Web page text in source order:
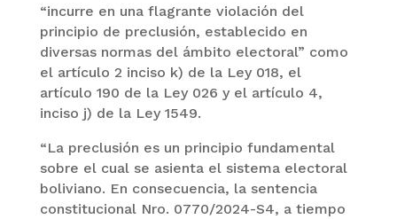
“incurre en una flagrante violación del
principio de preclusión, establecido en
diversas normas del ámbito electoral” como
el artículo 2 inciso k) de la Ley 018, el
artículo 190 de la Ley 026 y el artículo 4,
inciso j) de la Ley 1549.
“La preclusión es un principio fundamental
sobre el cual se asienta el sistema electoral
boliviano. En consecuencia, la sentencia
constitucional Nro. 0770/2024-S4, a tiempo